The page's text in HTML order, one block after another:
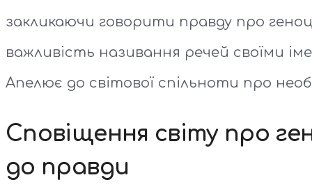
закликаючи говорити правду про
важливість називання речей своїми
Апелює до світової спільноти про
Сповіщення світу про
до правди